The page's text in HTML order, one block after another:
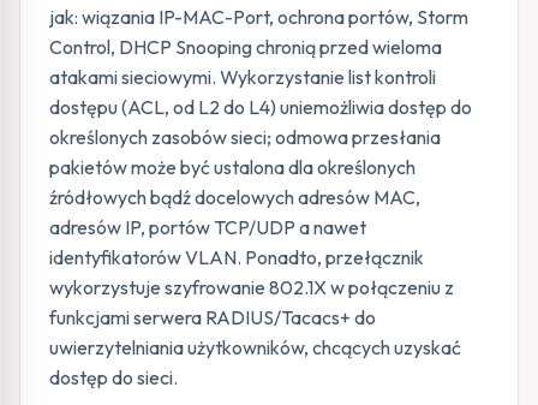
jak: wiązania IP-MAC-Port, ochrona portów, Storm
Control, DHCP Snooping chronią przed wieloma
atakami sieciowymi. Wykorzystanie list kontroli
dostępu (ACL, od L2 do L4) uniemożliwia dostęp do
określonych zasobów sieci; odmowa przesłania
pakietów może być ustalona dla określonych
źródłowych bądź docelowych adresów MAC,
adresów IP, portów TCP/UDP a nawet
identyfikatorów VLAN. Ponadto, przełącznik
wykorzystuje szyfrowanie 802.1X w połączeniu z
funkcjami serwera RADIUS/Tacacs+ do
uwierzytelniania użytkowników, chcących uzyskać
dostęp do sieci.